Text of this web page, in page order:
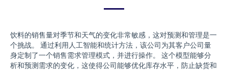
饮料的销售量对季节和天气的变化非常敏感，这对预测和管理是一
个挑战。 通过利用人工智能和统计方法，该公司为其客户公司量
身定制了一个销售需求管理模式，并进行操作。 这个模型能够分
析和预测需求的变化，这使得公司能够优化库存水平，防止缺货和